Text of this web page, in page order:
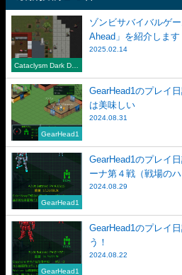
Cataclysm Dark Day
ゾンビサバイバルゲ
Ahead」を紹介します
2025.02.14
GearHead1
GearHead1のプレイ
は美味しい
2024.08.31
GearHead1
GearHead1のプレイ
ーナ第４戦（戦場のハ
2024.08.29
GearHead1
GearHead1のプレイ
う！
2024.08.22